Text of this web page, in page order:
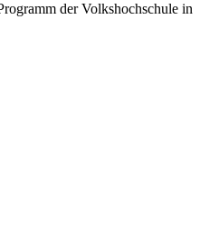
der Volkshochschule in